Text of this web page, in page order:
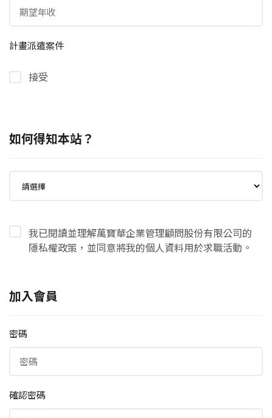
計畫派遣案件
接受
如何得知本站？
我已閱讀並理解萬寶華企業管理顧問股份有限公司的
隱私權政策，並同意將我的個人資料用於求職活動。
加入會員
密碼
確認密碼